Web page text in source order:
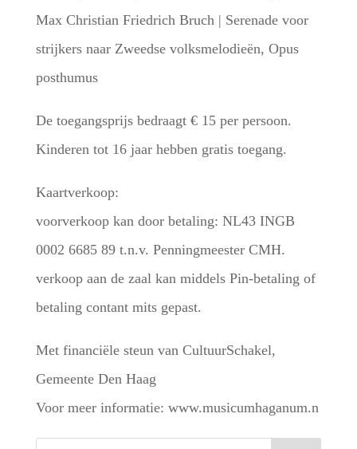
Max Christian Friedrich Bruch | Serenade voor
strijkers naar Zweedse volksmelodieën, Opus
posthumus
De toegangsprijs bedraagt € 15 per persoon.
Kinderen tot 16 jaar hebben gratis toegang.
Kaartverkoop:
voorverkoop kan door betaling: NL43 INGB
0002 6685 89 t.n.v. Penningmeester CMH.
verkoop aan de zaal kan middels Pin-betaling of
betaling contant mits gepast.
Met financiële steun van CultuurSchakel,
Gemeente Den Haag
Voor meer informatie: www.musicumhaganum.n